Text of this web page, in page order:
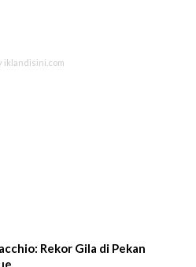
Rekor Gila di Pekan